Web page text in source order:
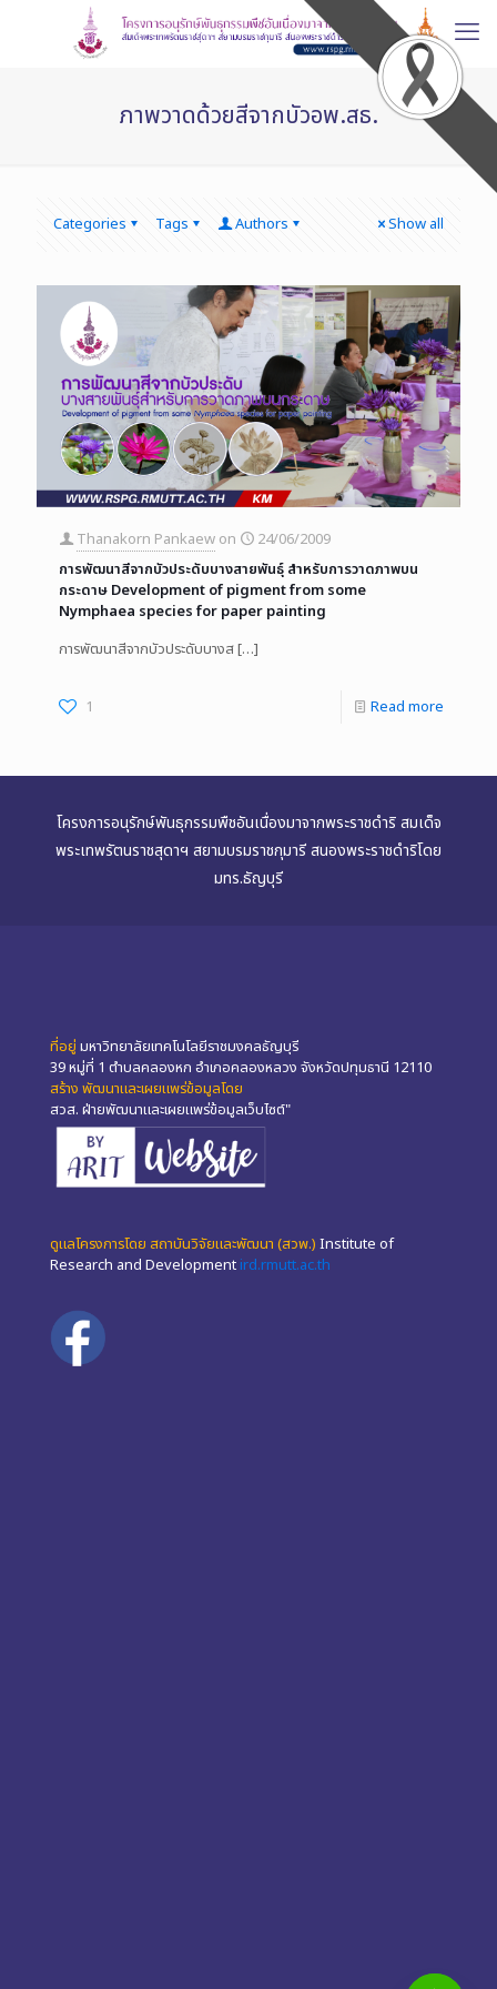
ภาพวาดด้วยสีจากบัวอพ.สธ.
Categories Tags Authors Show all
Thanakorn Pankaew on
24/06/2009
การพัฒนาสีจากบัวประดับบางสายพันธุ์ สำหรับการวาดภาพบน
กระดาษ Development of pigment from some
Nymphaea species for paper painting
การพัฒนาสีจากบัวประดับบางส[…]
1 Read more
โครงการอนุรักษ์พันธุกรรมพืชอันเนื่องมาจากพระราชดำริ สมเด็จ
พระเทพรัตนราชสุดาฯ สยามบรมราชกุมารี สนองพระราชดำริโดย
มทร.ธัญบุรี
ที่อยู่ มหาวิทยาลัยเทคโนโลยีราชมงคลธัญบุรี
39 หมู่ที่ 1 ตำบลคลองหก อำเภอคลองหลวง จังหวัดปทุมธานี 12110
สร้าง พัฒนาและเผยแพร่ข้อมูลโดย
สวส. ฝ่ายพัฒนาและเผยแพร่ข้อมูลเว็บไซต์"
ดูแลโครงการโดย สถาบันวิจัยและพัฒนา (สวพ.) Institute of
Research and Development ird.rmutt.ac.th